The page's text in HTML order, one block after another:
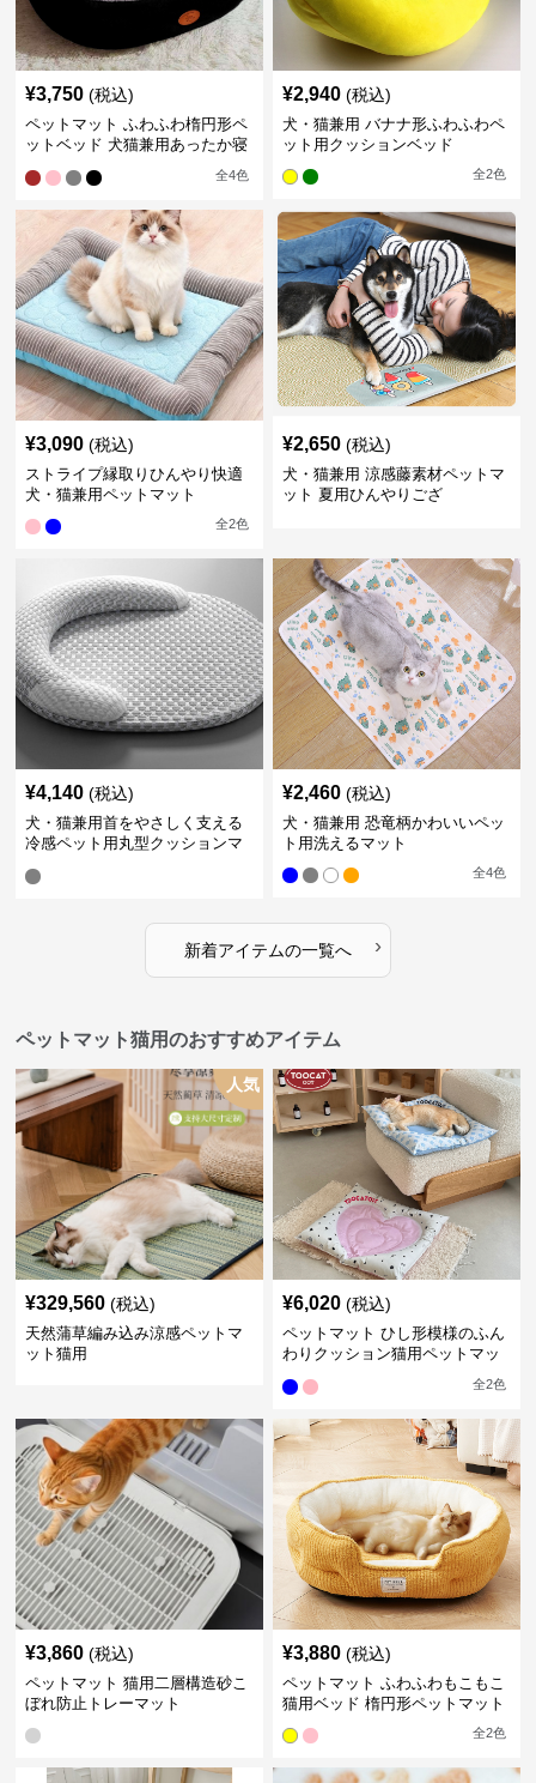
¥3,750 (税込)
ペットマット ふわふわ楕円形ペ
ットベッド 犬猫兼用あったか寝
全4色
¥2,940 (税込)
犬・猫兼用 バナナ形ふわふわペ
ット用クッションベッド
全2色
¥3,090 (税込)
ストライプ縁取りひんやり快適
犬・猫兼用ペットマット
全2色
¥2,650 (税込)
犬・猫兼用 涼感藤素材ペットマ
ット 夏用ひんやりござ
¥4,140 (税込)
犬・猫兼用首をやさしく支える
冷感ペット用丸型クッションマ
¥2,460 (税込)
犬・猫兼用 恐竜柄かわいいペッ
ト用洗えるマット
全4色
新着アイテムの一覧へ ›
ペットマット猫用のおすすめアイテム
人気
¥329,560 (税込)
天然蒲草編み込み涼感ペットマ
ット猫用
¥6,020 (税込)
ペットマット ひし形模様のふん
わりクッション猫用ペットマッ
全2色
¥3,860 (税込)
ペットマット 猫用二層構造砂こ
ぼれ防止トレーマット
¥3,880 (税込)
ペットマット ふわふわもこもこ
猫用ベッド 楕円形ペットマット
全2色